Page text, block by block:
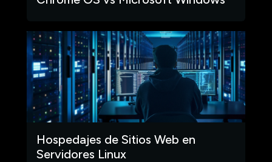
Hospedajes de Sitios Web en
Servidores Linux